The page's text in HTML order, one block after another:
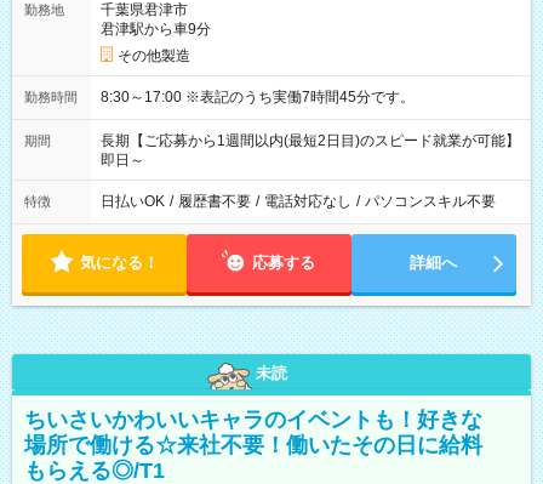
勤務地
千葉県君津市
君津駅から車9分
その他製造
勤務時間 8:30～17:00 ※表記のうち実働7時間45分です。
期間
長期【ご応募から1週間以内(最短2日目)のスピード就業が可能】
即日～
特徴 日払いOK / 履歴書不要 / 電話対応なし / パソコンスキル不要
気になる！ 応募する 詳細へ
未読
ちいさいかわいいキャラのイベントも！好きな
場所で働ける☆来社不要！働いたその日に給料
もらえる◎/T1